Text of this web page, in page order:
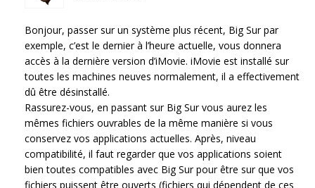
Bonjour, passer sur un système plus récent, Big Sur par
exemple, c’est le dernier à l’heure actuelle, vous donnera
accès à la dernière version d’iMovie. iMovie est installé sur
toutes les machines neuves normalement, il a effectivement
dû être désinstallé.
Rassurez-vous, en passant sur Big Sur vous aurez les
mêmes fichiers ouvrables de la même manière si vous
conservez vos applications actuelles. Après, niveau
compatibilité, il faut regarder que vos applications soient
bien toutes compatibles avec Big Sur pour être sur que vos
fichiers puissent être ouverts (fichiers qui dépendent de ces